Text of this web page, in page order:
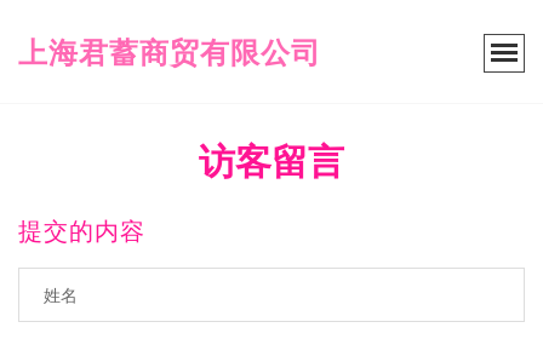
上海君蓄商贸有限公司
访客留言
提交的内容